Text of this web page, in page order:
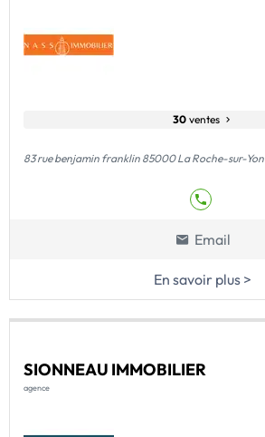
30ventes
83 rue benjamin franklin 85000 La Roche-sur-Yon
Email
En savoir plus >
SIONNEAU IMMOBILIER
agence